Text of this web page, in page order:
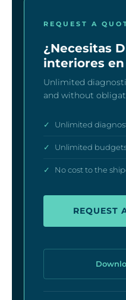
REQUEST A
¿Necesitas
interiores en
Unlimited
and without
✓ Unlimited
✓ Unlimited
✓ No cost to the
REQUEST